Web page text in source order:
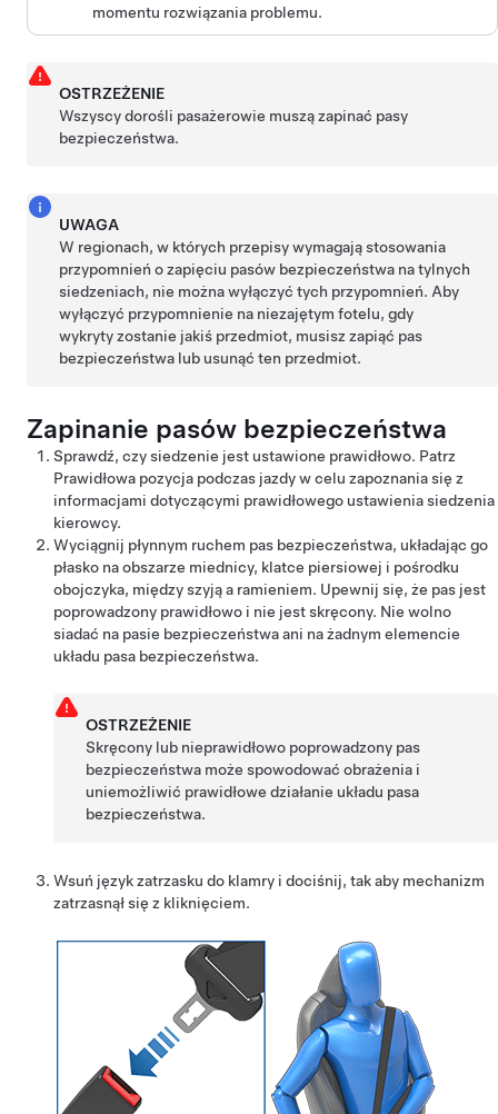
momentu rozwiązania problemu.
OSTRZEŻENIE
Wszyscy dorośli pasażerowie muszą zapinać pasy
bezpieczeństwa.
UWAGA
W regionach, w których przepisy wymagają stosowania
przypomnień o zapięciu pasów bezpieczeństwa na tylnych
siedzeniach, nie można wyłączyć tych przypomnień. Aby
wyłączyć przypomnienie na niezajętym fotelu, gdy
wykryty zostanie jakiś przedmiot, musisz zapiąć pas
bezpieczeństwa lub usunąć ten przedmiot.
Zapinanie pasów bezpieczeństwa
Sprawdź, czy siedzenie jest ustawione prawidłowo. Patrz
Prawidłowa pozycja podczas jazdyw celu zapoznania się z
informacjami dotyczącymi prawidłowego ustawienia siedzenia
kierowcy.
Wyciągnij płynnym ruchem pas bezpieczeństwa, układając go
płasko na obszarze miednicy, klatce piersiowej i pośrodku
obojczyka, między szyją a ramieniem. Upewnij się, że pas jest
poprowadzony prawidłowo i nie jest skręcony. Nie wolno
siadać na pasie bezpieczeństwa ani na żadnym elemencie
układu pasa bezpieczeństwa.
OSTRZEŻENIE
Skręcony lub nieprawidłowo poprowadzony pas
bezpieczeństwa może spowodować obrażenia i
uniemożliwić prawidłowe działanie układu pasa
bezpieczeństwa.
Wsuń język zatrzasku do klamry i dociśnij, tak aby mechanizm
zatrzasnął się z kliknięciem.